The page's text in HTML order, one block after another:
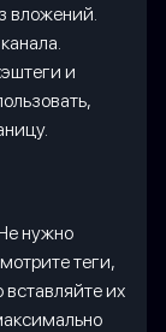
вложений.
и
нужно
теги,
их